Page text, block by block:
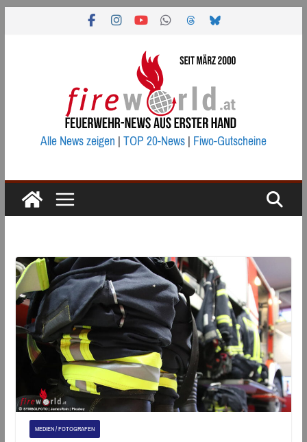
Alle News zeigen|TOP 20-News|Fiwo-Gutscheine
MEDIEN / FOTOGRAFEN